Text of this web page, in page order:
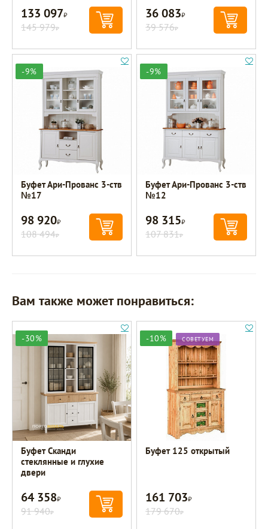
133 097Р
145 979Р
36 083Р
39 576Р
-9%
Буфет Ари-Прованс 3-ств
№17
98 920Р
108 494Р
-9%
Буфет Ари-Прованс 3-ств
№12
98 315Р
107 831Р
Вам также может понравиться:
-30%
Буфет Сканди
стеклянные и глухие
двери
64 358Р
91 940Р
-10% СОВЕТУЕМ
Буфет 125 открытый
161 703Р
179 670Р